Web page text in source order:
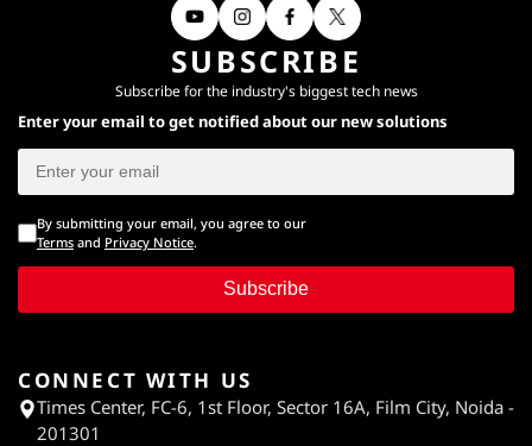
SUBSCRIBE
Subscribe for the industry's biggest tech news
Enter your email to get notified about our new solutions
By submitting your email, you agree to our
Terms and Privacy Notice.
Subscribe
CONNECT WITH US
Times Center, FC-6, 1st Floor, Sector 16A, Film City, Noida -
201301